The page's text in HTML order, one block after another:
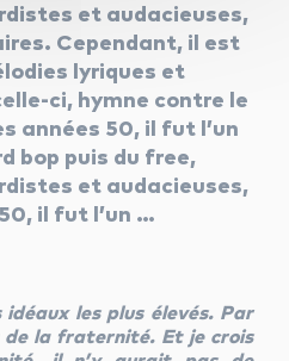
et audacieuses,
Cependant, il est
lyriques et
ci, hymne contre le
années 50, il fut l’un
bop puis du free,
et audacieuses,
il fut l’un …
les plus élevés. Par
de la fraternité. Et je crois